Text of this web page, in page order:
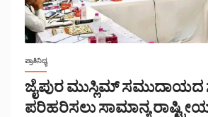
ಪ್ರಾತಿನಿಧ್ಯ
ಜೈಪುರ ಮುಸ್ಲಿಮ್ ಸಮುದಾಯದ
ಪರಿಹರಿಸಲು ಸಾಮಾನ್ಯ